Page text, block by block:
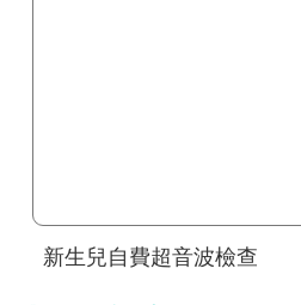
新生兒自費超音波檢查